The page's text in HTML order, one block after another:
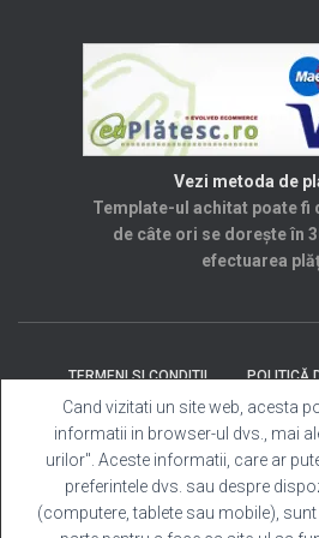
Vezi metoda de
Template-ul achitat poate fi
de câte ori se dorește în
efectuarea
TERMENI SI CONDITII POLITICĂ
SOLUȚIONAREA LITIGIILOR
Template Cabina Foto|
Cand vizitati un site web, acesta
informatii in browser-ul dvs., mai
urilor". Aceste informatii, care ar
preferintele dvs. sau despre
(computere, tablete sau mobile),